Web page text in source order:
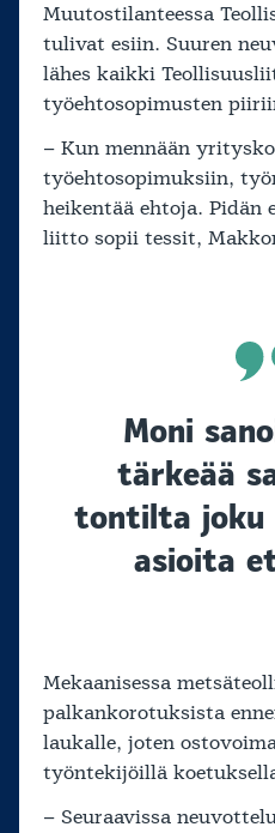
Muutostilanteessa
tulivat esiin. Suuren
lähes kaikki
työehtosopimusten
– Kun mennään
työehtosopimuksiin,
heikentää ehtoja.
liitto sopii tessit,
Moni
tärkeää
tontilta joku
asioita
Mekaanisessa
palkankorotuksista
laukalle, joten
työntekijöillä
– Seuraavissa